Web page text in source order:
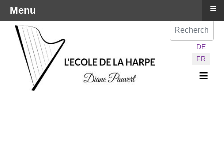
Sélectionnez
DE
FR
≡
Menu ≡